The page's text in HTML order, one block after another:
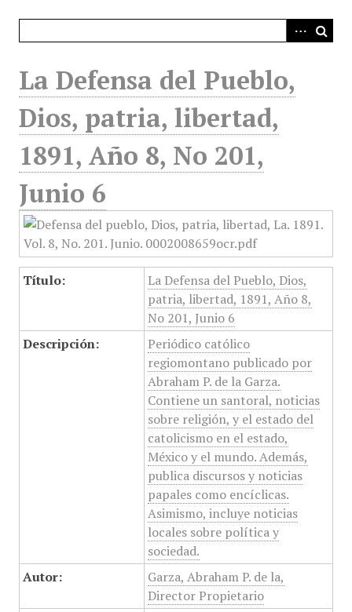
La Defensa del Pueblo,
Dios, patria, libertad,
1891, Año 8, No 201,
Junio 6
Título:
La Defensa del Pueblo, Dios,
patria, libertad, 1891, Año 8,
No 201, Junio 6
Descripción:
Periódico católico
regiomontano publicado por
Abraham P. de la Garza.
Contiene un santoral, noticias
sobre religión, y el estado del
catolicismo en el estado,
México y el mundo. Además,
publica discursos y noticias
papales como encíclicas.
Asimismo, incluye noticias
locales sobre política y
sociedad.
Autor:
Garza, Abraham P. de la,
Director Propietario